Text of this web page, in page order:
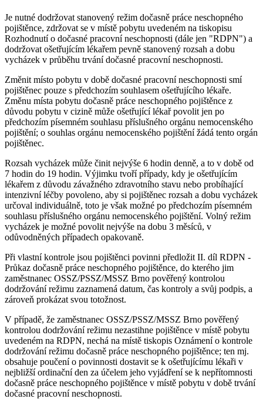
Je nutné dodržovat stanovený režim dočasně práce neschopného
pojištěnce, zdržovat se v místě pobytu uvedeném na tiskopisu
Rozhodnutí o dočasné pracovní neschopnosti (dále jen "RDPN") a
dodržovat ošetřujícím lékařem pevně stanovený rozsah a dobu
vycházek v průběhu trvání dočasné pracovní neschopnosti.
Změnit místo pobytu v době dočasné pracovní neschopnosti smí
pojištěnec pouze s předchozím souhlasem ošetřujícího lékaře.
Změnu místa pobytu dočasně práce neschopného pojištěnce z
důvodu pobytu v cizině může ošetřující lékař povolit jen po
předchozím písemném souhlasu příslušného orgánu nemocenského
pojištění; o souhlas orgánu nemocenského pojištění žádá tento orgán
pojištěnec.
Rozsah vycházek může činit nejvýše 6 hodin denně, a to v době od
7 hodin do 19 hodin. Výjimku tvoří případy, kdy je ošetřujícím
lékařem z důvodu závažného zdravotního stavu nebo probíhající
intenzivní léčby povoleno, aby si pojištěnec rozsah a dobu vycházek
určoval individuálně, toto je však možné po předchozím písemném
souhlasu příslušného orgánu nemocenského pojištění. Volný režim
vycházek je možné povolit nejvýše na dobu 3 měsíců, v
odůvodněných případech opakovaně.
Při vlastní kontrole jsou pojištěnci povinni předložit II. díl RDPN -
Průkaz dočasně práce neschopného pojištěnce, do kterého jim
zaměstnanec OSSZ/PSSZ/MSSZ Brno pověřený kontrolou
dodržování režimu zaznamená datum, čas kontroly a svůj podpis, a
zároveň prokázat svou totožnost.
V případě, že zaměstnanec OSSZ/PSSZ/MSSZ Brno pověřený
kontrolou dodržování režimu nezastihne pojištěnce v místě pobytu
uvedeném na RDPN, nechá na místě tiskopis Oznámení o kontrole
dodržování režimu dočasně práce neschopného pojištěnce; ten mj.
obsahuje poučení o povinnosti dostavit se k ošetřujícímu lékaři v
nejbližší ordinační den za účelem jeho vyjádření se k nepřítomnosti
dočasně práce neschopného pojištěnce v místě pobytu v době trvání
dočasné pracovní neschopnosti.